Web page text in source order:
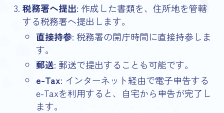
税務署へ提出: 作成した書類を、住所地を管轄
する税務署へ提出します。
直接持参: 税務署の開庁時間に直接持参しま
す。
郵送: 郵送で提出することも可能です。
e-Tax: インターネット経由で電子申告する
e-Taxを利用すると、自宅から申告が完了し
ます。